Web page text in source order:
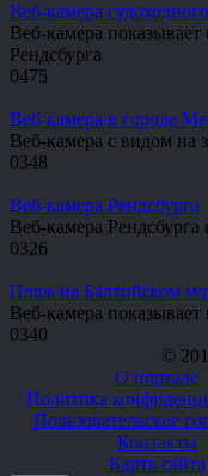
Веб-камера
Веб-камера
Рендсбурга
0475
Веб-камера в городе
Веб-камера с видом на
0348
Веб-камера Рендсбурга
Веб-камера
0326
Пляж на Балтийском
Веб-камера
0340
©
О портале
Политика
Пользовательское
Контакты
Карта сайта